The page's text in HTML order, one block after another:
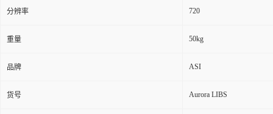
分辨率 720
重量 50kg
品牌 ASI
货号 Aurora LIBS